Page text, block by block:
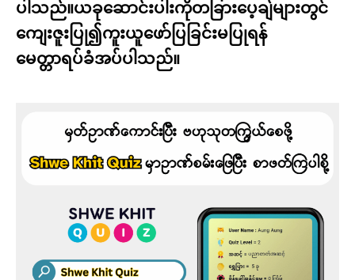
ပါသည်။ယခုဆောင်းပါးကိုတခြားပေ့ချ်များတွင်
ကျေးဇူးပြု၍ကူးယူဖော်ပြခြင်းမပြုရန်
မေတ္တာရပ်ခံအပ်ပါသည်။